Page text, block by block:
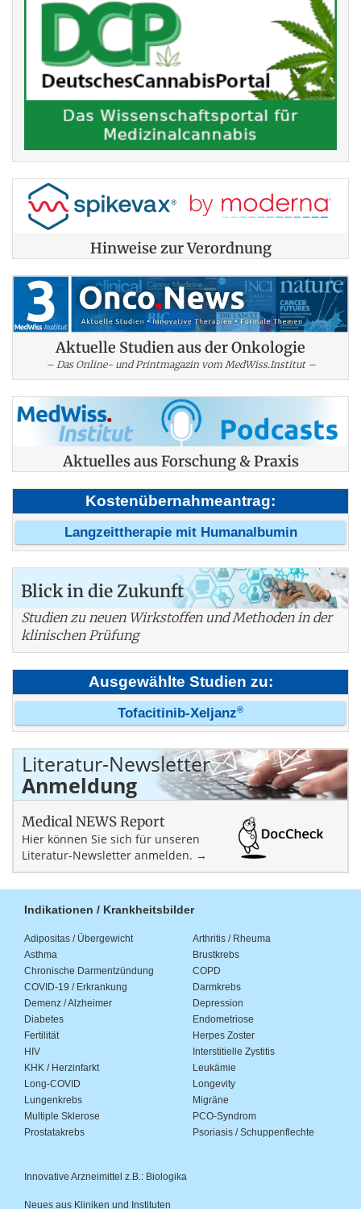
Hinweise zur Verordnung
Aktuelle Studien aus der Onkologie
– Das Online- und Printmagazin vom MedWiss.Institut –
Aktuelles aus Forschung & Praxis
Kostenübernahmeantrag:
Langzeittherapie mit Humanalbumin
Blick in die Zukunft
Studien zu neuen Wirkstoffen und Methoden in der
klinischen Prüfung
Ausgewählte Studien zu:
Tofacitinib-Xeljanz®
Literatur-Newsletter
Anmeldung
Medical NEWS Report
Hier können Sie sich für unseren
Literatur-Newsletter anmelden. →
Indikationen / Krankheitsbilder
Adipositas / Übergewicht
Arthritis / Rheuma
Asthma
Brustkrebs
Chronische Darmentzündung
COPD
COVID-19 / Erkrankung
Darmkrebs
Demenz / Alzheimer
Depression
Diabetes
Endometriose
Fertilität
Herpes Zoster
HIV
Interstitielle Zystitis
KHK / Herzinfarkt
Leukämie
Long-COVID
Longevity
Lungenkrebs
Migräne
Multiple Sklerose
PCO-Syndrom
Prostatakrebs
Psoriasis / Schuppenflechte
Innovative Arzneimittel z.B.: Biologika
Neues aus Kliniken und Instituten